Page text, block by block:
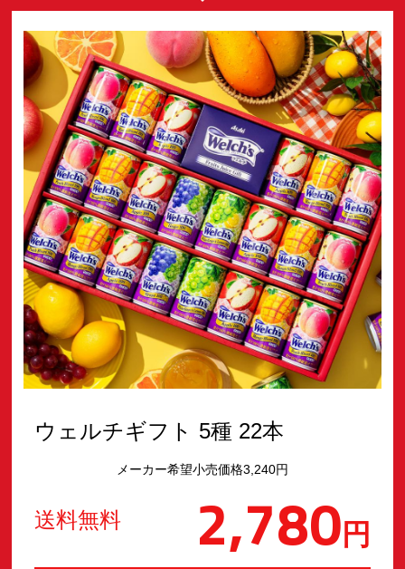
ウェルチギフト 5種 22本
メーカー希望小売価格3,240円
送料無料 2,780円